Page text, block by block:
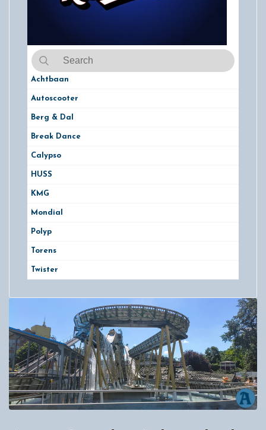
Achtbaan
Autoscooter
Berg & Dal
Break Dance
Calypso
HUSS
KMG
Mondial
Polyp
Torens
Twister